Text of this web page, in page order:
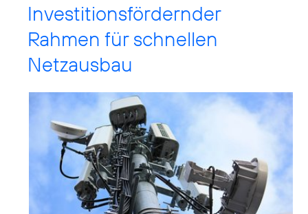
Investitionsfördernder
Rahmen für schnellen
Netzausbau